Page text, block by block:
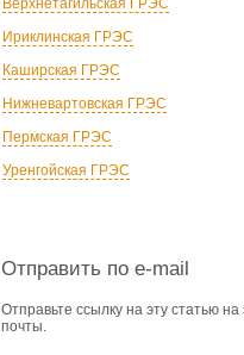
Верхнетагильская ГРЭС
Ириклинская ГРЭС
Каширская ГРЭС
Нижневартовская ГРЭС
Пермская ГРЭС
Уренгойская ГРЭС
Отправить по e-mail
Отправьте ссылку на эту статью
почты.